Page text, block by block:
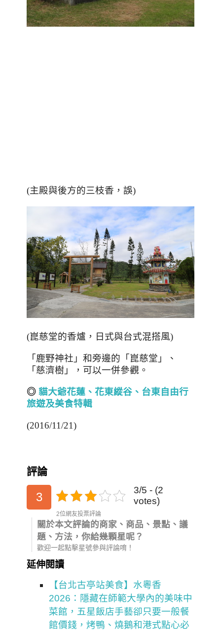
(主殿與後方的三枝香，誤)
(崑慈堂的香爐，日式與台式混搭風)
「鹿野神社」和旁邊的「崑慈堂」、
「慈濟樹」，可以一併參觀。
◎ 貓大爺花蓮 、 花東縱谷、台東自由行
旅遊及美食特輯
(2016/11/21)
評論
3
3/5 - (2
votes)
2位網友投票評論
關於本文評論的商家、商品、景點、議
題、方法，你給幾顆星呢？
歡迎一起點擊星號參與評論唷！
延伸閱讀
【台北古亭站美食】水粵香
2026：隱藏在師範大學內的美味中
菜館，五星飯店手藝卻只要一般餐
館價錢，烤鴨、燒鵝和港式點心必